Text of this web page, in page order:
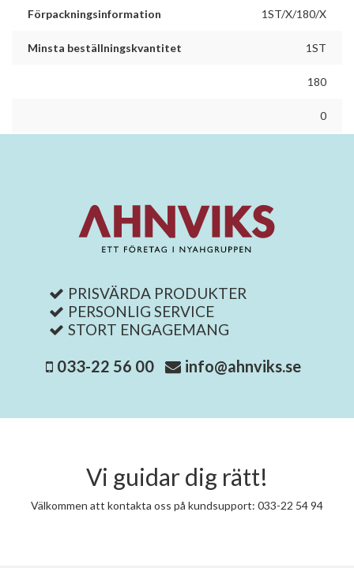
Förpackningsinformation 1ST/X/180/X
Minsta beställningskvantitet 1ST
180
0
PRISVÄRDA PRODUKTER
PERSONLIG SERVICE
STORT ENGAGEMANG
033-22 56 00 info@ahnviks.se
Vi guidar dig rätt!
Välkommen att kontakta oss på kundsupport: 033-22 54 94